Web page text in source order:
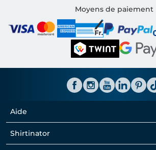
Moyens de paiement
Aide
Shirtinator